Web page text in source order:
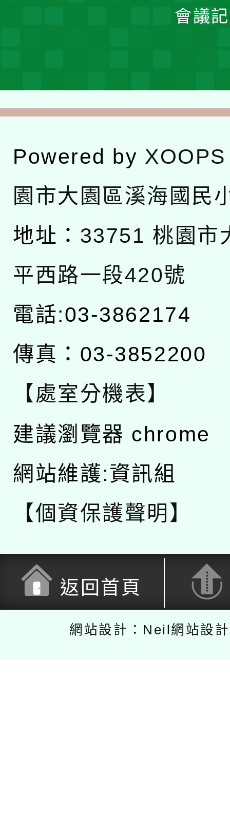
會議
Powered by XOOPS
園市大園區溪海國民
地址： 33751 桃園市
平西路一段420號
電話:03-3862174
傳真：03-3852200
【處室分機表】
建議瀏覽器 chrome
網站維護:資訊組
【個資保護聲明】
返回首頁
網站設計：Neil網站設